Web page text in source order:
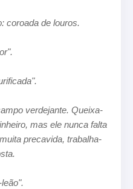
coroada de louros.
verdejante. Queixa-
mas ele nunca falta
precavida, trabalha-